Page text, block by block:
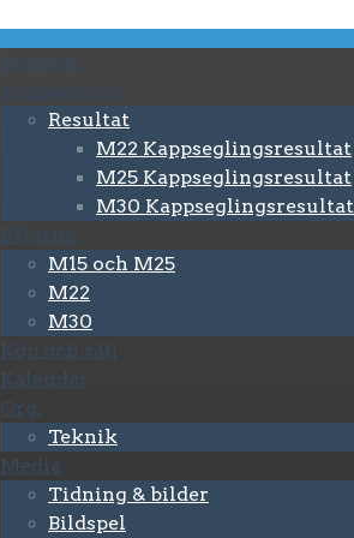
Nyheter
Kappsegling
Resultat
M22 Kappseglingsresultat
M25 Kappseglingsresultat
M30 Kappseglingsresultat
Båtarna
M15 och M25
M22
M30
Köp och sälj
Kalender
Org.
Teknik
Media
Tidning & bilder
Bildspel